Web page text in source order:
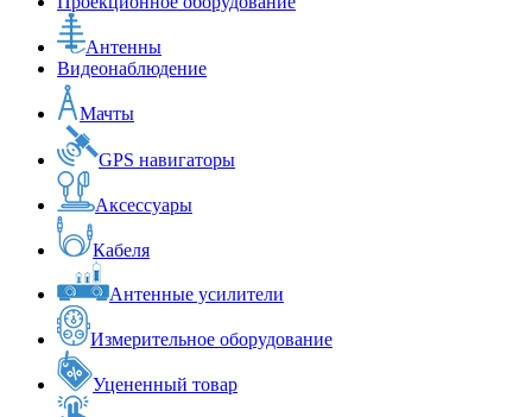
Антенны
Видеонаблюдение
Мачты
GPS навигаторы
Аксессуары
Кабеля
Антенные усилители
Измерительное оборудование
Уцененный товар